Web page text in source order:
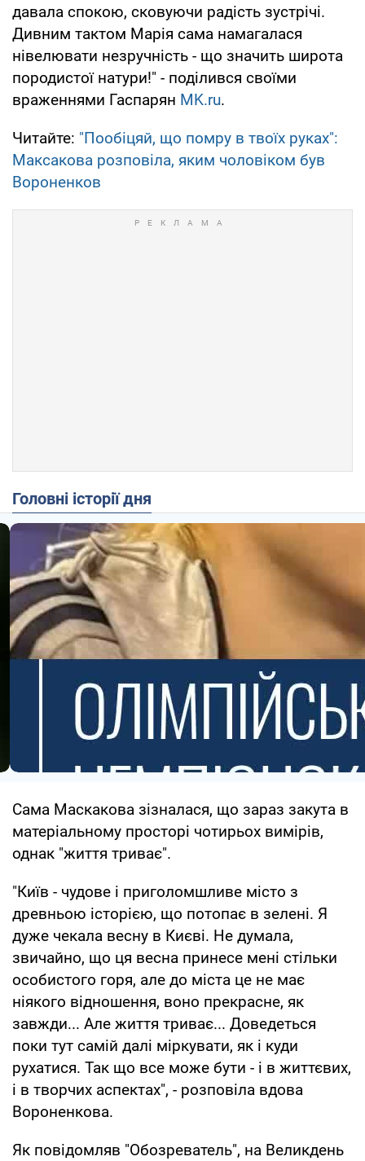
давала спокою, сковуючи радість зустрічі.
Дивним тактом Марія сама намагалася
нівелювати незручність - що значить широта
породистої натури!" - поділився своїми
враженнями Гаспарян MK.ru.
Читайте: "Пообіцяй, що помру в твоїх руках":
Максакова розповіла, яким чоловіком був
Вороненков
Головні історії дня
Сама Маскакова зізналася, що зараз закута в
матеріальному просторі чотирьох вимірів,
однак "життя триває".
"Київ - чудове і приголомшливе місто з
древньою історією, що потопає в зелені. Я
дуже чекала весну в Києві. Не думала,
звичайно, що ця весна принесе мені стільки
особистого горя, але до міста це не має
ніякого відношення, воно прекрасне, як
завжди... Але життя триває... Доведеться
поки тут самій далі міркувати, як і куди
рухатися. Так що все може бути - і в життєвих,
і в творчих аспектах", - розповіла вдова
Вороненкова.
Як повідомляв "Обозреватель", на Великдень